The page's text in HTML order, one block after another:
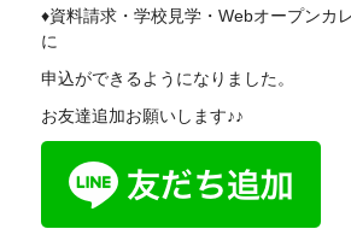
♦資料請求・学校見学・Webオープンカ
に
申込ができるようになりました。
お友達追加お願いします♪♪